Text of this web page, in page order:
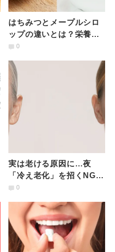
はちみつとメープルシロ
ップの違いとは？栄養価
とおすすめの使い方を管
0
実は老ける原因に…夜
「冷え老化」を招くNG食
べ物とは？管理栄養士が
0